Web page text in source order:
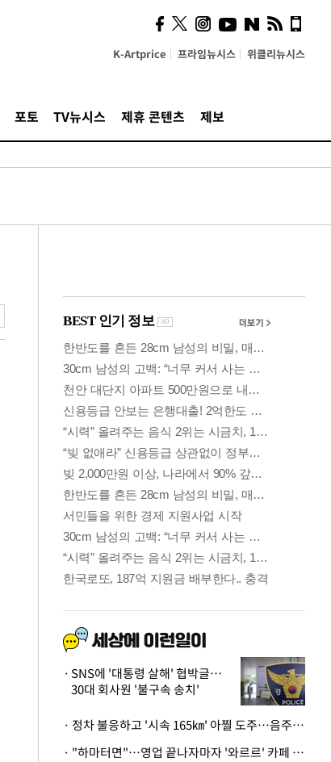
K-Artprice 프라임뉴시스 위클리뉴시스
포토 TV뉴시스 제휴 콘텐츠 제보
의견, 국토부·LH에 충실히
전달할 것"
SNS에 '대통령 살해' 협박글…
30대 회사원 '불구속 송치'
· 정차 불응하고 '시속 165㎞' 아찔 도주…음주운전자 체포
· "하마터면"…영업 끝나자마자 '와르르' 카페 테라스 덮친 대리석 외벽